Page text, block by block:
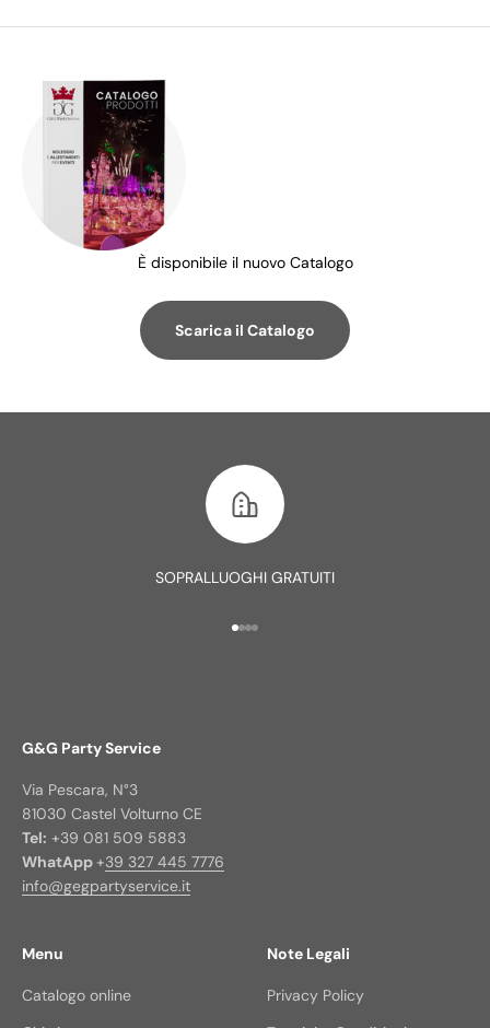
È disponibile il nuovo Catalogo
Scarica il Catalogo
SOPRALLUOGHI GRATUITI
G&G Party Service
Via Pescara, N°3
81030 Castel Volturno CE
Tel: +39 081 509 5883
WhatApp +39 327 445 7776
info@gegpartyservice.it
Menu
Catalogo online
Note Legali
Privacy Policy